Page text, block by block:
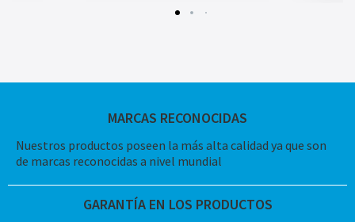
MARCAS RECONOCIDAS
Nuestros productos poseen la más alta calidad ya que son
de marcas reconocidas a nivel mundial
GARANTÍA EN LOS PRODUCTOS